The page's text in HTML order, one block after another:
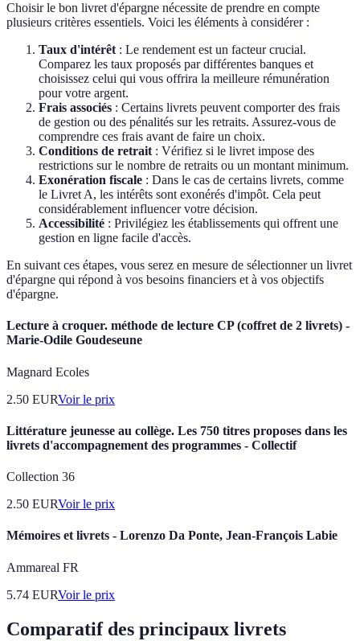
Choisir le bon livret d'épargne nécessite de prendre en compte
plusieurs critères essentiels. Voici les éléments à considérer :
Taux d'intérêt : Le rendement est un facteur crucial.
Comparez les taux proposés par différentes banques et
choisissez celui qui vous offrira la meilleure rémunération
pour votre argent.
Frais associés : Certains livrets peuvent comporter des frais
de gestion ou des pénalités sur les retraits. Assurez-vous de
comprendre ces frais avant de faire un choix.
Conditions de retrait : Vérifiez si le livret impose des
restrictions sur le nombre de retraits ou un montant minimum.
Exonération fiscale : Dans le cas de certains livrets, comme
le Livret A, les intérêts sont exonérés d'impôt. Cela peut
considérablement influencer votre décision.
Accessibilité : Privilégiez les établissements qui offrent une
gestion en ligne facile d'accès.
En suivant ces étapes, vous serez en mesure de sélectionner un livret
d'épargne qui répond à vos besoins financiers et à vos objectifs
d'épargne.
Lecture à croquer. méthode de lecture CP (coffret de 2 livrets) -
Marie-Odile Goudeseune
Magnard Ecoles
2.50 EURVoir le prix
Littérature jeunesse au collège. Les 750 titres proposes dans les
livrets d'accompagnement des programmes - Collectif
Collection 36
2.50 EURVoir le prix
Mémoires et livrets - Lorenzo Da Ponte, Jean-François Labie
Ammareal FR
5.74 EURVoir le prix
Comparatif des principaux livrets